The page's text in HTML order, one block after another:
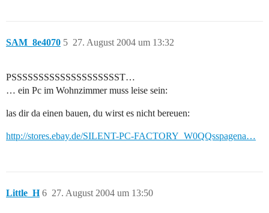
SAM_8e4070 27. August 2004 um 13:32
5
PSSSSSSSSSSSSSSSSSSSST…
… ein Pc im Wohnzimmer muss leise sein:
las dir da einen bauen, du wirst es nicht bereuen:
http://stores.ebay.de/SILENT-PC-FACTORY_W0QQsspagena…
Little_H 27. August 2004 um 13:50
6